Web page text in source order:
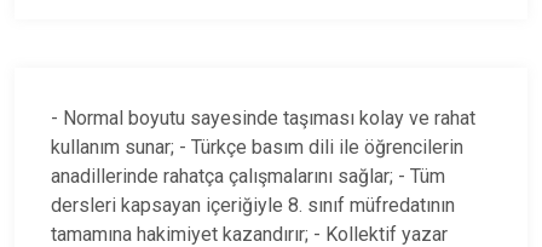
- Normal boyutu sayesinde taşıması kolay ve rahat
kullanım sunar; - Türkçe basım dili ile öğrencilerin
anadillerinde rahatça çalışmalarını sağlar; - Tüm
dersleri kapsayan içeriğiyle 8. sınıf müfredatının
tamamına hakimiyet kazandırır; - Kollektif yazar